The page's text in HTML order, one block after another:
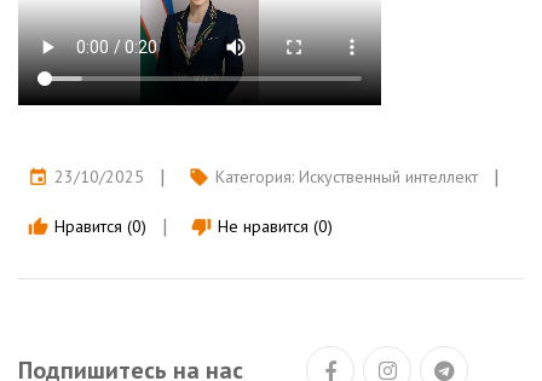
event 23/10/2025 local_offer Категория: Искуственный интеллект
thumb_up Нравится (0) thumb_down Не нравится (0)
Подпишитесь на нас